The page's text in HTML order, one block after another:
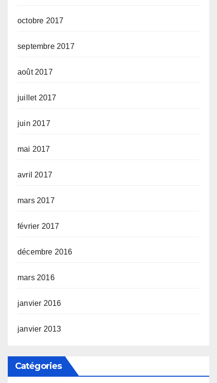
octobre 2017
septembre 2017
août 2017
juillet 2017
juin 2017
mai 2017
avril 2017
mars 2017
février 2017
décembre 2016
mars 2016
janvier 2016
janvier 2013
Catégories